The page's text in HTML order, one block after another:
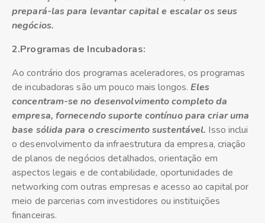
prepará-las para levantar capital e escalar os seus
negócios.
2.Programas de Incubadoras:
Ao contrário dos programas aceleradores, os programas
de incubadoras são um pouco mais longos. Eles
concentram-se no desenvolvimento completo da
empresa, fornecendo suporte contínuo para criar uma
base sólida para o crescimento sustentável. Isso inclui
o desenvolvimento da infraestrutura da empresa, criação
de planos de negócios detalhados, orientação em
aspectos legais e de contabilidade, oportunidades de
networking com outras empresas e acesso ao capital por
meio de parcerias com investidores ou instituições
financeiras.